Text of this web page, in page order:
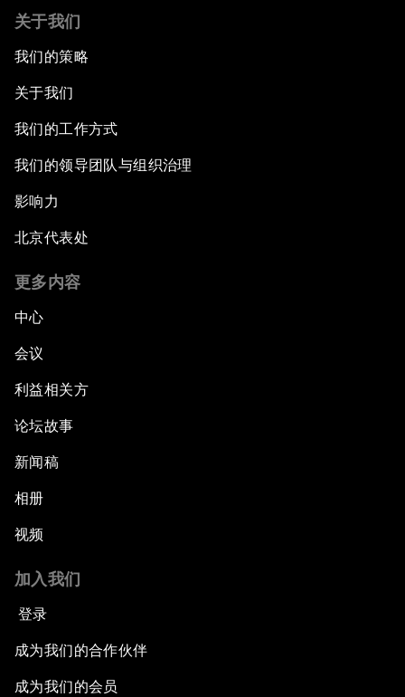
关于我们
我们的策略
关于我们
我们的工作方式
我们的领导团队与组织治理
影响力
北京代表处
更多内容
中心
会议
利益相关方
论坛故事
新闻稿
相册
视频
加入我们
登录
成为我们的合作伙伴
成为我们的会员